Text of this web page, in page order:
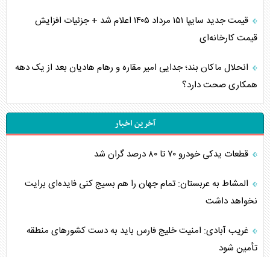
قیمت جدید سایپا ۱۵۱ مرداد ۱۴۰۵ اعلام شد + جزئیات افزایش
قیمت کارخانه‌ای
انحلال ماکان بند؛ جدایی امیر مقاره و رهام هادیان بعد از یک دهه
همکاری صحت دارد؟
آخرین اخبار
قطعات یدکی خودرو ۷۰ تا ۸۰ درصد گران شد
المشاط به عربستان: تمام جهان را هم بسیج کنی فایده‌ای برایت
نخواهد داشت
غریب آبادی: امنیت خلیج فارس باید به دست کشورهای منطقه
تأمین شود